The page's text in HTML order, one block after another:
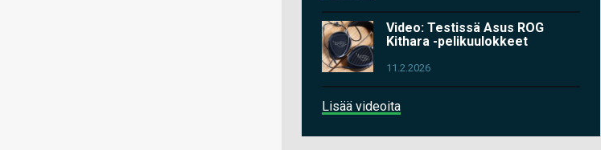
Video: Testissä Asus ROG
Kithara -pelikuulokkeet
11.2.2026
Lisää videoita